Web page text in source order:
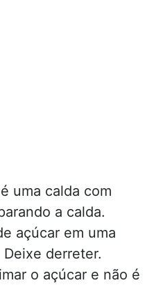
uma calda com
a calda.
açúcar em uma
derreter.
o açúcar e não é